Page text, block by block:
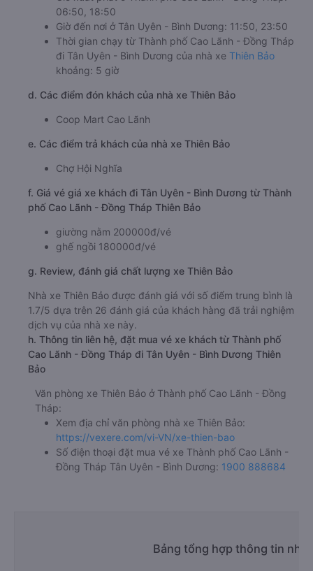
06:50, 18:50
Giờ đến nơi ở Tân Uyên - Bình Dương: 11:50, 23:50
Thời gian chạy từ Thành phố Cao Lãnh - Đồng Tháp
đi Tân Uyên - Bình Dương của nhà xe Thiên Bảo
khoảng: 5 giờ
d. Các điểm đón khách của nhà xe Thiên Bảo
Coop Mart Cao Lãnh
e. Các điểm trả khách của nhà xe Thiên Bảo
Chợ Hội Nghĩa
f. Giá vé giá xe khách đi Tân Uyên - Bình Dương từ Thành
phố Cao Lãnh - Đồng Tháp Thiên Bảo
giường nằm 200000đ/vé
ghế ngồi 180000đ/vé
g. Review, đánh giá chất lượng xe Thiên Bảo
Nhà xe Thiên Bảo được đánh giá với số điểm trung bình là
1.7/5 dựa trên 26 đánh giá của khách hàng đã trải nghiệm
dịch vụ của nhà xe này.
h. Thông tin liên hệ, đặt mua vé xe khách từ Thành phố
Cao Lãnh - Đồng Tháp đi Tân Uyên - Bình Dương Thiên
Bảo
Văn phòng xe Thiên Bảo ở Thành phố Cao Lãnh - Đồng
Tháp:
Xem địa chỉ văn phòng nhà xe Thiên Bảo:
https://vexere.com/vi-VN/xe-thien-bao
Số điện thoại đặt mua vé xe Thành phố Cao Lãnh -
Đồng Tháp Tân Uyên - Bình Dương: 1900 888684
Bảng tổng hợp thông tin nhà